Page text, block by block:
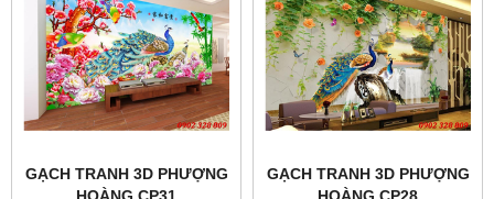
GẠCH TRANH 3D PHƯỢNG
HOÀNG CP31
GẠCH TRANH 3D PHƯỢNG
HOÀNG CP28